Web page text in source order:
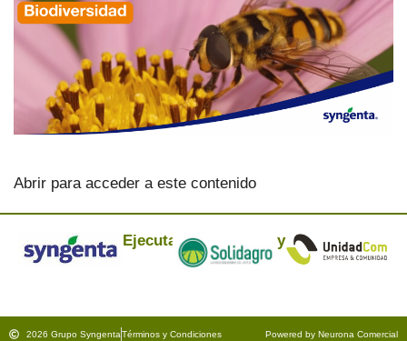
Abrir para acceder a este contenido
Ejecuta: y
2026 Grupo SyngentaTérminos y Condiciones Powered by Neurona Comercial